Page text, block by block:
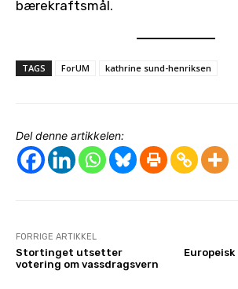
bærekraftsmål.
TAGS ForUM kathrine sund-henriksen
Del denne artikkelen:
FORRIGE ARTIKKEL
Stortinget utsetter
votering om vassdragsvern